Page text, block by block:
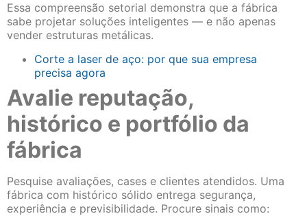
Essa compreensão setorial demonstra que a fábrica
sabe projetar soluções inteligentes — e não apenas
vender estruturas metálicas.
Corte a laser de aço: por que sua empresa
precisa agora
Avalie reputação,
histórico e portfólio da
fábrica
Pesquise avaliações, cases e clientes atendidos. Uma
fábrica com histórico sólido entrega segurança,
experiência e previsibilidade. Procure sinais como: